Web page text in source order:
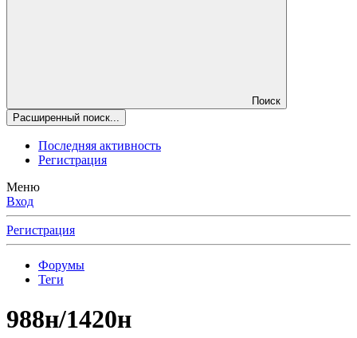
Поиск
Расширенный поиск...
Последняя активность
Регистрация
Меню
Вход
Регистрация
Форумы
Теги
988н/1420н